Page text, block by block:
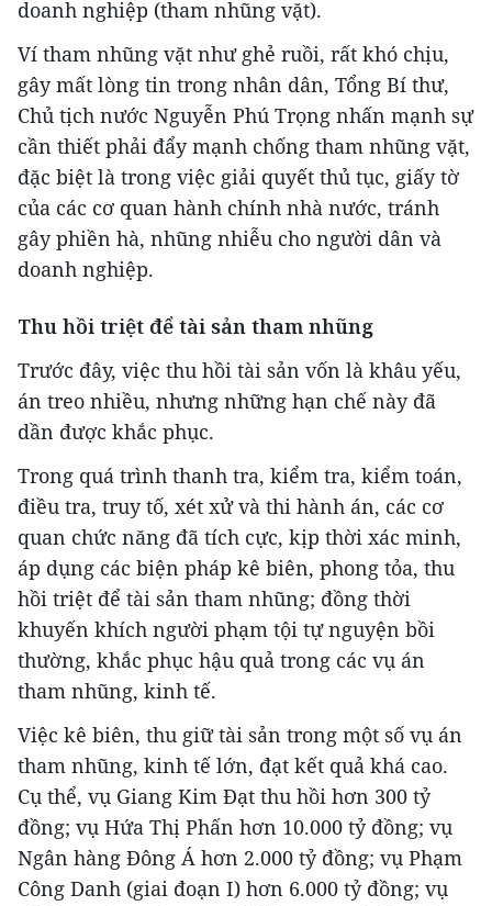
doanh nghiệp (tham nhũng vặt).
Ví tham nhũng vặt như ghẻ ruồi, rất khó chịu,
gây mất lòng tin trong nhân dân, Tổng Bí thư,
Chủ tịch nước Nguyễn Phú Trọng nhấn mạnh sự
cần thiết phải đẩy mạnh chống tham nhũng vặt,
đặc biệt là trong việc giải quyết thủ tục, giấy tờ
của các cơ quan hành chính nhà nước, tránh
gây phiền hà, nhũng nhiễu cho người dân và
doanh nghiệp.
Thu hồi triệt để tài sản tham nhũng
Trước đây, việc thu hồi tài sản vốn là khâu yếu,
án treo nhiều, nhưng những hạn chế này đã
dần được khắc phục.
Trong quá trình thanh tra, kiểm tra, kiểm toán,
điều tra, truy tố, xét xử và thi hành án, các cơ
quan chức năng đã tích cực, kịp thời xác minh,
áp dụng các biện pháp kê biên, phong tỏa, thu
hồi triệt để tài sản tham nhũng; đồng thời
khuyến khích người phạm tội tự nguyện bồi
thường, khắc phục hậu quả trong các vụ án
tham nhũng, kinh tế.
Việc kê biên, thu giữ tài sản trong một số vụ án
tham nhũng, kinh tế lớn, đạt kết quả khá cao.
Cụ thể, vụ Giang Kim Đạt thu hồi hơn 300 tỷ
đồng; vụ Hứa Thị Phấn hơn 10.000 tỷ đồng; vụ
Ngân hàng Đông Á hơn 2.000 tỷ đồng; vụ Phạm
Công Danh (giai đoạn I) hơn 6.000 tỷ đồng; vụ